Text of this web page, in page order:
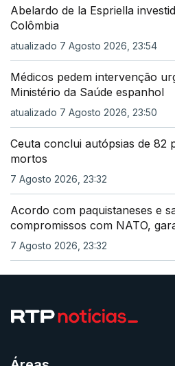
Abelardo de la Espriella
Colômbia
atualizado 7 Agosto 2026, 23:54
Médicos pedem intervenção
Ministério da Saúde espanhol
atualizado 7 Agosto 2026, 23:50
Ceuta conclui autópsias de 82
mortos
7 Agosto 2026, 23:32
Acordo com paquistaneses e
compromissos com NATO,
7 Agosto 2026, 23:32